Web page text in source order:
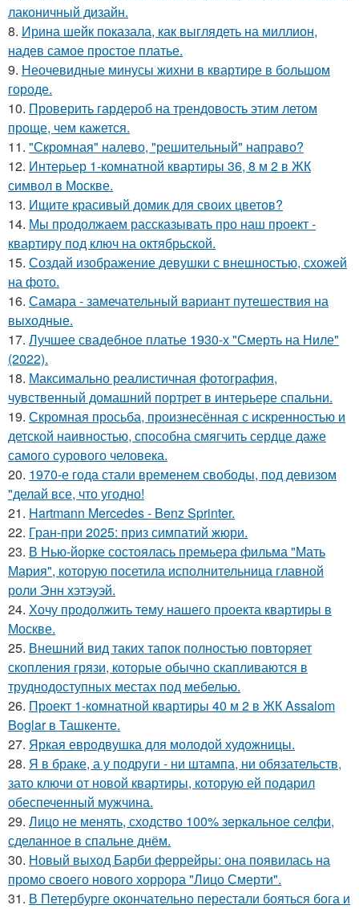
лаконичный дизайн.
8. Ирина шейк показала, как выглядеть на миллион,
надев самое простое платье.
9. Неочевидные минусы жихни в квартире в большом
городе.
10. Проверить гардероб на трендовость этим летом
проще, чем кажется.
11. "Скромная" налево, "решительный" направо?
12. Интерьер 1-комнатной квартиры 36, 8 м 2 в ЖК
символ в Москве.
13. Ищите красивый домик для своих цветов?
14. Мы продолжаем рассказывать про наш проект -
квартиру под ключ на октябрьской.
15. Создай изображение девушки с внешностью, схожей
на фото.
16. Самара - замечательный вариант путешествия на
выходные.
17. Лучшее свадебное платье 1930-х "Смерть на Ниле"
(2022).
18. Максимально реалистичная фотография,
чувственный домашний портрет в интерьере спальни.
19. Скромная просьба, произнесённая с искренностью и
детской наивностью, способна смягчить сердце даже
самого сурового человека.
20. 1970-е года стали временем свободы, под девизом
"делай все, что угодно!
21. Hartmann Mercedes - Benz Sprinter.
22. Гран-при 2025: приз симпатий жюри.
23. В Нью-йорке состоялась премьера фильма "Мать
Мария", которую посетила исполнительница главной
роли Энн хэтэуэй.
24. Хочу продолжить тему нашего проекта квартиры в
Москве.
25. Внешний вид таких тапок полностью повторяет
скопления грязи, которые обычно скапливаются в
труднодоступных местах под мебелью.
26. Проект 1-комнатной квартиры 40 м 2 в ЖК Assalom
Boglar в Ташкенте.
27. Яркая евродвушка для молодой художницы.
28. Я в браке, а у подруги - ни штампа, ни обязательств,
зато ключи от новой квартиры, которую ей подарил
обеспеченный мужчина.
29. Лицо не менять, сходство 100% зеркальное селфи,
сделанное в спальне днём.
30. Новый выход Барби феррейры: она появилась на
промо своего нового хоррора "Лицо Смерти".
31. В Петербурге окончательно перестали бояться бога и